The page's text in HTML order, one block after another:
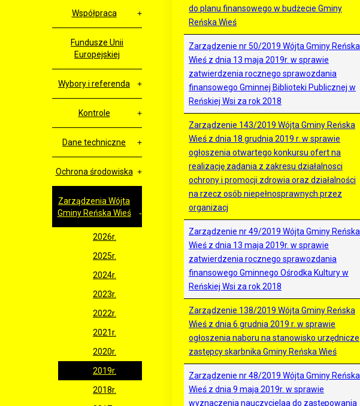
do planu finansowego w budżecie Gminy
Reńska Wieś
Zarządzenie nr 50/2019 Wójta Gminy Reńska
Wieś z dnia 13 maja 2019r. w sprawie
zatwierdzenia rocznego sprawozdania
finansowego Gminnej Biblioteki Publicznej w
Reńskiej Wsi za rok 2018
Zarządzenie 143/2019 Wójta Gminy Reńska
Wieś z dnia 18 grudnia 2019 r. w sprawie
ogłoszenia otwartego konkursu ofert na
realizację zadania z zakresu działalnosci
ochrony i promocji zdrowia oraz działalności
na rzecz osób niepełnosprawnych przez
organizacj
Zarządzenie nr 49/2019 Wójta Gminy Reńska
Wieś z dnia 13 maja 2019r. w sprawie
zatwierdzenia rocznego sprawozdania
finansowego Gminnego Ośrodka Kultury w
Reńskiej Wsi za rok 2018
Zarządzenie 138/2019 Wójta Gminy Reńska
Wieś z dnia 6 grudnia 2019 r. w sprawie
ogłoszenia naboru na stanowisko urzędnicze
zastępcy skarbnika Gminy Reńska Wieś
Zarządzenie nr 48/2019 Wójta Gminy Reńska
Wieś z dnia 9 maja 2019r. w sprawie
wyznaczenia nauczycielaa do zastępowania
Współpraca
Fundusze Unii
Europejskiej
Wybory i referenda
Kontrole
Dane techniczne
Ochrona środowiska
Zarządzenia Wójta
Gminy Reńska Wieś
2026r.
2025r.
2024r.
2023r.
2022r.
2021r.
2020r.
2019r.
2018r.